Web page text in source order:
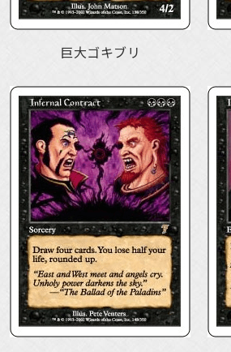
巨大ゴキブリ